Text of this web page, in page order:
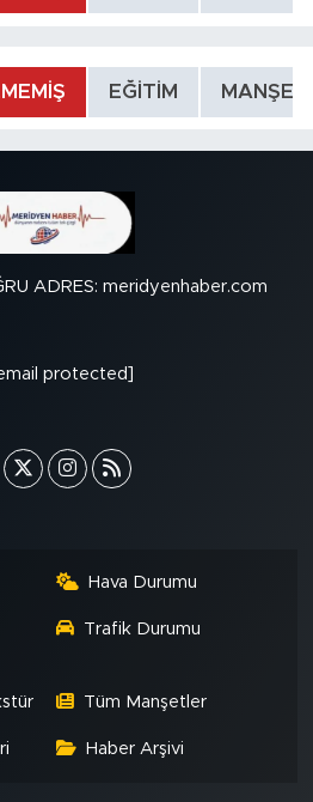
EĞİTİM MANŞET
ADRES: meridyenhaber.com
protected]
Hava Durumu
Trafik Durumu
Tüm Manşetler
Haber Arşivi